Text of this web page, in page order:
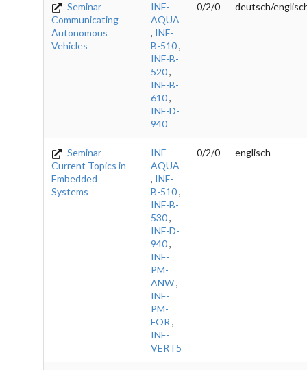
Seminar
Communicating
Autonomous
Vehicles
INF-
AQUA
, INF-
B-510,
INF-B-
520,
INF-B-
610,
INF-D-
940
0/2/0 deutsch/
Seminar
Current Topics in
Embedded
Systems
INF-
AQUA
, INF-
B-510,
INF-B-
530,
INF-D-
940,
INF-
PM-
ANW,
INF-
PM-
FOR ,
INF-
VERT5
0/2/0 englisch